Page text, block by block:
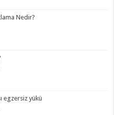
Nedir?
egzersiz yükü